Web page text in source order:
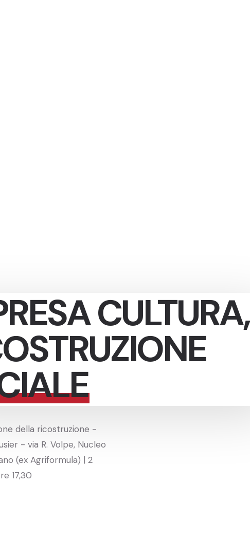
CULTURA,
della ricostruzione -
- via R. Volpe, Nucleo
(ex Agriformula) | 2
17,30